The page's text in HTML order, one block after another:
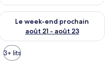
end août 14 - août 16
Le week-end prochain
août 21 - août 23
Vérifier la disponibilité pour
3+ lits